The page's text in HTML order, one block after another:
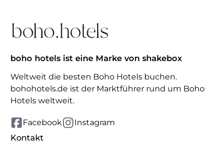
boho hotels ist eine Marke von shakebox
Weltweit die besten Boho Hotels buchen.
bohohotels.de ist der Marktführer rund um Boho
Hotels weltweit.
Facebook Instagram
Kontakt